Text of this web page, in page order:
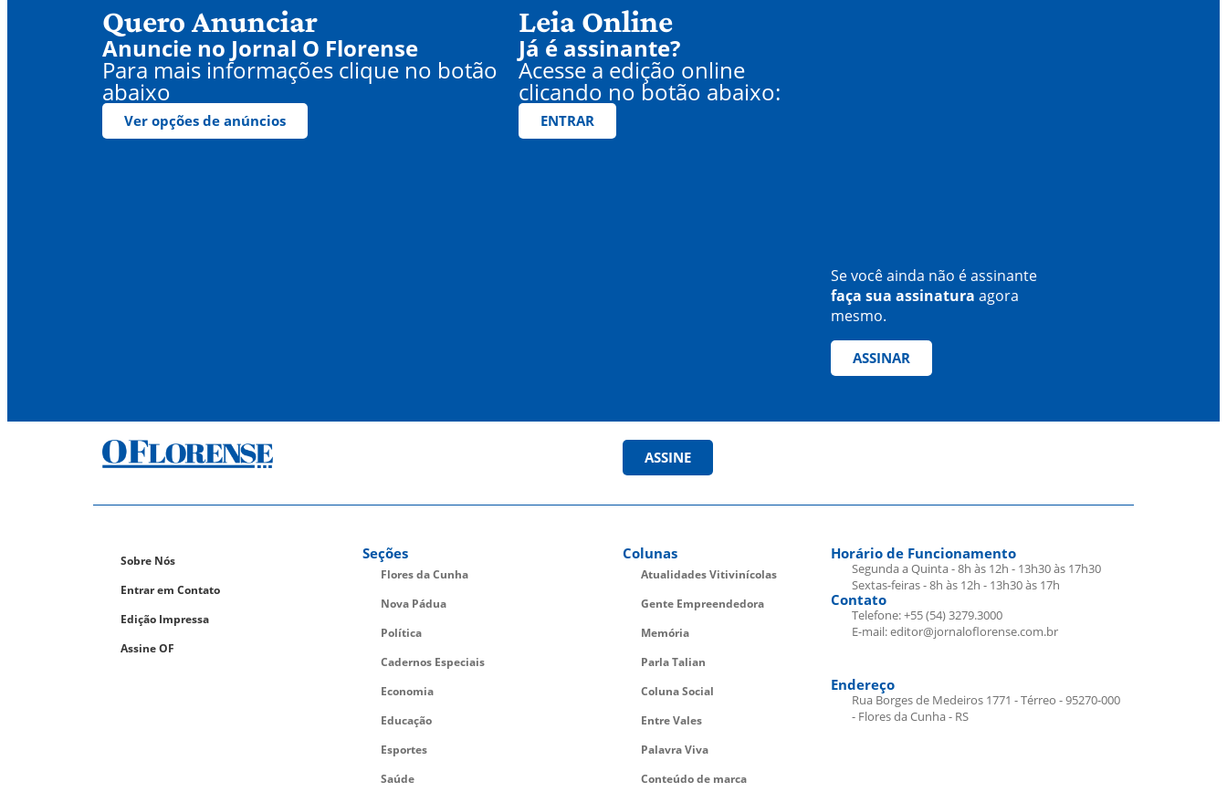
Quero Anunciar
Anuncie no Jornal O Florense
Para mais informações clique no botão
abaixo
Ver opções de anúncios
Leia Online
Já é assinante?
Acesse a edição online
clicando no botão abaixo:
ENTRAR
Se você ainda não é assinante
faça sua assinatura agora
mesmo.
ASSINAR
ASSINE
Sobre Nós
Entrar em Contato
Edição Impressa
Assine OF
Seções
Flores da Cunha
Nova Pádua
Política
Cadernos Especiais
Economia
Educação
Esportes
Saúde
Colunas
Atualidades Vitivinícolas
Gente Empreendedora
Memória
Parla Talian
Coluna Social
Entre Vales
Palavra Viva
Conteúdo de marca
Horário de Funcionamento
Segunda a Quinta - 8h às 12h - 13h30 às 17h30
Sextas-feiras - 8h às 12h - 13h30 às 17h
Contato
Telefone: +55 (54) 3279.3000
E-mail: editor@jornaloflorense.com.br
Endereço
Rua Borges de Medeiros 1771 - Térreo - 95270-000
- Flores da Cunha - RS